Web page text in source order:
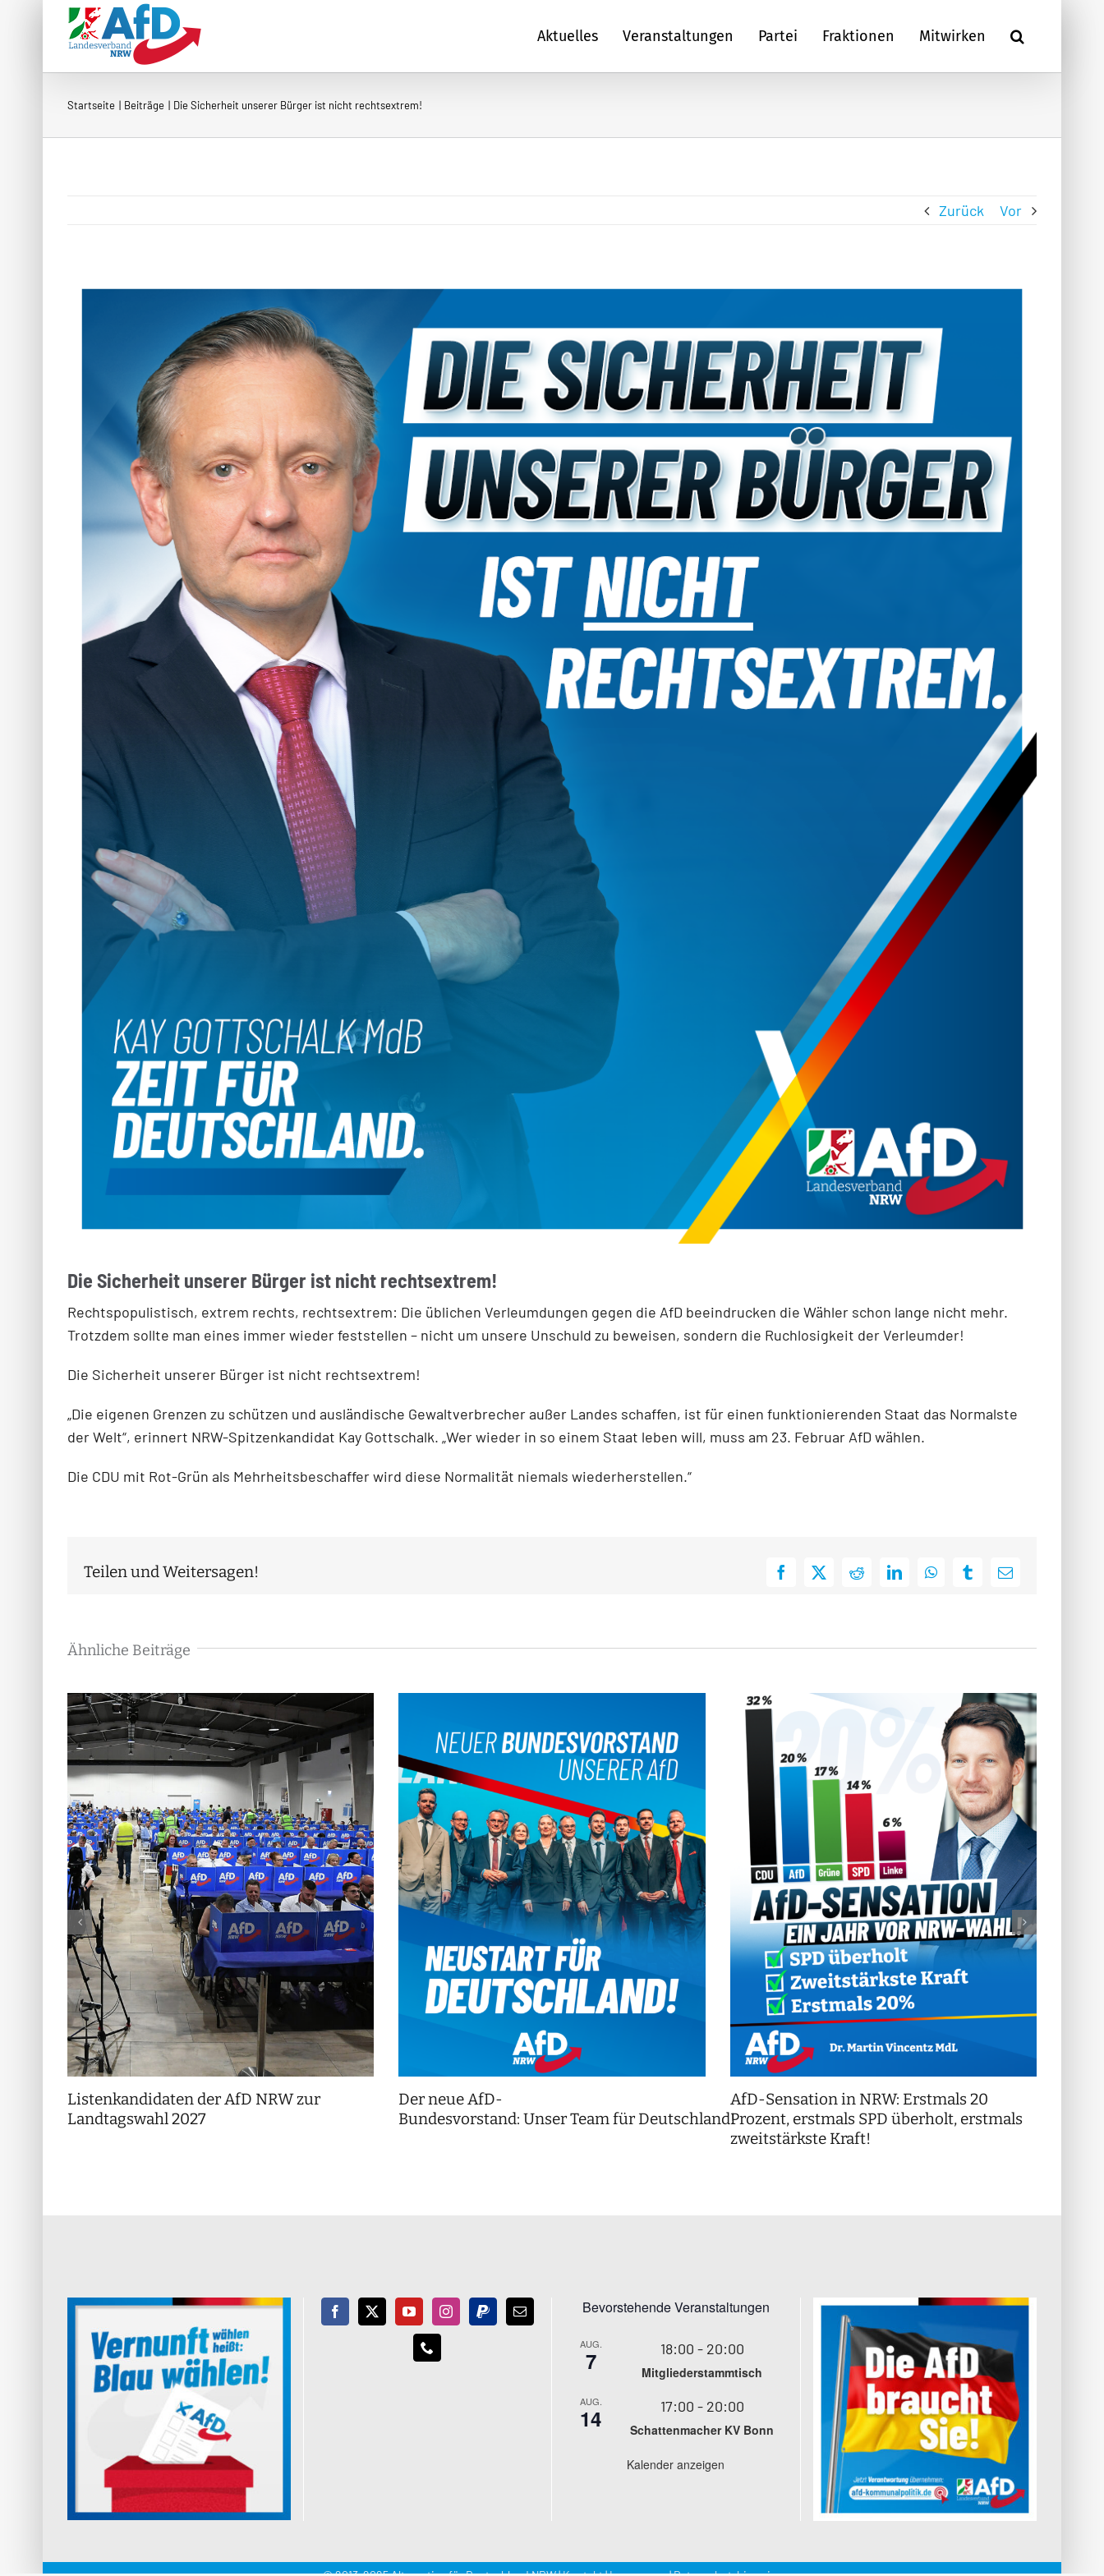
Aktuelles Veranstaltungen Partei Fraktionen Mitwirken
Startseite Beiträge Die Sicherheit unserer Bürger ist nicht rechtsextrem!
Zurück Vor
Die Sicherheit unserer Bürger ist nicht rechtsextrem!
Rechtspopulistisch, extrem rechts, rechtsextrem: Die üblichen Verleumdungen gegen die AfD beeindrucken die Wähler schon lange nicht mehr.
Trotzdem sollte man eines immer wieder feststellen – nicht um unsere Unschuld zu beweisen, sondern die Ruchlosigkeit der Verleumder!
Die Sicherheit unserer Bürger ist nicht rechtsextrem!
„Die eigenen Grenzen zu schützen und ausländische Gewaltverbrecher außer Landes schaffen, ist für einen funktionierenden Staat das Normalste
der Welt“, erinnert NRW-Spitzenkandidat Kay Gottschalk. „Wer wieder in so einem Staat leben will, muss am 23. Februar AfD wählen.
Die CDU mit Rot-Grün als Mehrheitsbeschaffer wird diese Normalität niemals wiederherstellen.“
Teilen und Weitersagen! Facebook
X RedditLinkedInWhatsAppTumblrE-
Ähnliche Beiträge
Listenkandidaten der AfD NRW zur
Landtagswahl 2027
Der neue AfD-
Bundesvorstand: Unser Team für Deutschland!
AfD-Sensation in NRW: Erstmals 20
Prozent, erstmals SPD überholt, erstmals
zweitstärkste Kraft!
Bevorstehende Veranstaltungen
AUG.
7 18:00 - 20:00
Mitgliederstammtisch
AUG.
14 17:00 - 20:00
Schattenmacher KV Bonn
Kalender anzeigen